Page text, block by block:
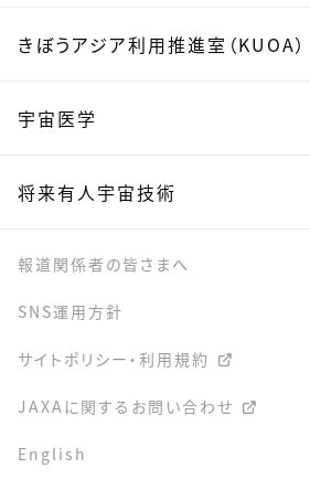
きぼうアジア利用推進室（KUOA）
宇宙医学
将来有人宇宙技術
報道関係者の皆さまへ
SNS運用方針
サイトポリシー・利用規約
JAXAに関するお問い合わせ
English